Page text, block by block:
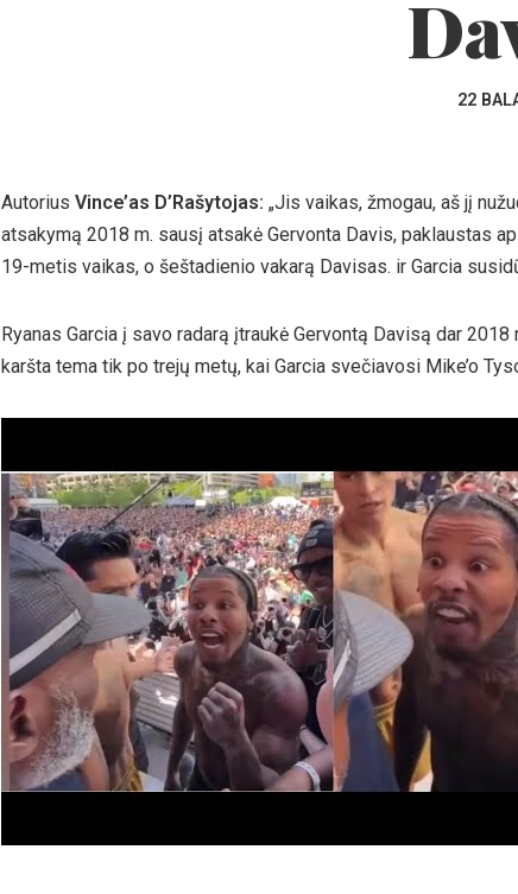
22
Autorius Vince’as D’Rašytojas: „Jis vaikas, žmogau, aš jį
atsakymą 2018 m. sausį atsakė Gervonta Davis, paklaustas
19-metis vaikas, o šeštadienio vakarą Davisas. ir Garcia
Ryanas Garcia į savo radarą įtraukė Gervontą Davisą dar
karšta tema tik po trejų metų, kai Garcia svečiavosi Mike’o